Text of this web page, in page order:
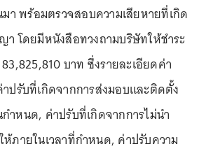
า พร้อมตรวจสอบความเสียหายที่เกิด
โดยมีหนังสือทวงถามบริษัทให้ชำระ
บาท ซึ่งรายละเอียดค่า
ปรับที่เกิดจากการส่งมอบและติดตั้ง
ำหนด, ค่าปรับที่เกิดจากการไม่นำ
ภายในเวลาที่กำหนด, ค่าปรับความ